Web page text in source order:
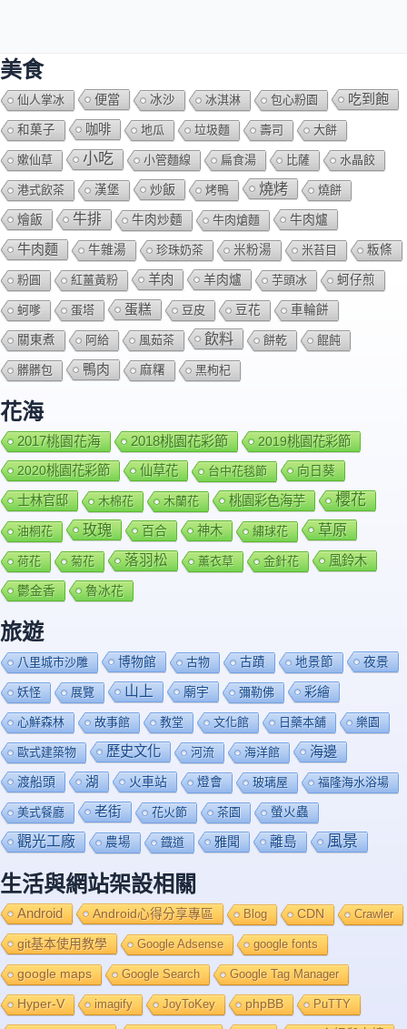
美食
仙人掌冰 便當 冰沙 冰淇淋 包心粉園 吃到飽
和菓子 咖啡 地瓜 垃圾麵 壽司 大餅
嫰仙草 小吃 小管麵線 扁食湯 比薩 水晶餃
港式飲茶 漢堡 炒飯 烤鴨 燒烤 燒餅
燴飯 牛排 牛肉炒麵 牛肉熗麵 牛肉爐
牛肉麵 牛雜湯 珍珠奶茶 米粉湯 米苔目 粄條
粉圓 紅薑黃粉 羊肉 羊肉爐 芋頭冰 蚵仔煎
蚵嗲 蛋塔 蛋糕 豆皮 豆花 車輪餅
關東煮 阿給 風茹茶 飲料 餅乾 餛飩
髒髒包 鴨肉 麻糬 黑枸杞
花海
2017桃園花海 2018桃園花彩節
2019桃園花彩節
2020桃園花彩節
仙草花 台中花毯節 向日葵
士林官邸 木棉花 木蘭花 桃園彩色海芋 櫻花
油桐花 玫瑰 百合 神木 繡球花 草原
荷花 菊花 落羽松 薰衣草 金針花 風鈴木
鬱金香 魯冰花
旅遊
八里城市沙雕 博物館 古物 古蹟 地景節 夜景
妖怪 展覽 山上 廟宇 彌勒佛 彩繪
心鮮森林 故事館 教堂 文化館 日藥本舖 樂園
歐式建築物 歷史文化 河流 海洋館 海邊
渡船頭 湖 火車站 燈會 玻璃屋 福隆海水浴場
美式餐廳 老街 花火節 茶園 螢火蟲
觀光工廠 農場 鐡道 雅聞 離島 風景
生活與網站架設相關
Android Android心得分享專區 Blog CDN Crawler
git基本使用教學 Google Adsense google fonts
google maps Google Search Google Tag Manager
Hyper-V imagify JoyToKey phpBB PuTTY